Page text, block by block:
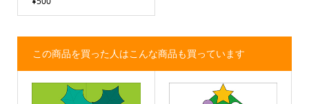
この商品を買った人はこんな商品も買っています